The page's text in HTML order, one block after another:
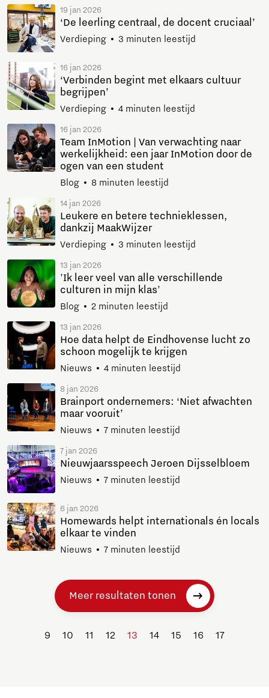
19 jan 2026
‘De leerling centraal, de docent cruciaal’
Verdieping 3 minuten leestijd
16 jan 2026
‘Verbinden begint met elkaars cultuur
begrijpen’
Verdieping 4 minuten leestijd
16 jan 2026
Team InMotion | Van verwachting naar
werkelijkheid: een jaar InMotion door de
ogen van een student
Blog 8 minuten leestijd
14 jan 2026
Leukere en betere technieklessen,
dankzij MaakWijzer
Verdieping 3 minuten leestijd
13 jan 2026
'Ik leer veel van alle verschillende
culturen in mijn klas'
Blog 2 minuten leestijd
13 jan 2026
Hoe data helpt de Eindhovense lucht zo
schoon mogelijk te krijgen
Nieuws 4 minuten leestijd
8 jan 2026
Brainport ondernemers: ‘Niet afwachten
maar vooruit’
Nieuws 7 minuten leestijd
7 jan 2026
Nieuwjaarsspeech Jeroen Dijsselbloem
Nieuws 7 minuten leestijd
6 jan 2026
Homewards helpt internationals én locals
elkaar te vinden
Nieuws 7 minuten leestijd
Meer resultaten tonen
9 10 11 12 13 14 15 16 17